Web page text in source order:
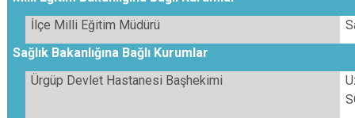
İlçe Milli Eğitim Müdürü
Sağlık Bakanlığına Bağlı Kurumlar
Ürgüp Devlet Hastanesi Başhekimi